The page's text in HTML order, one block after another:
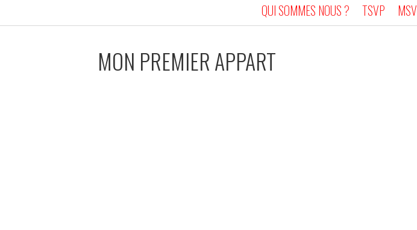
QUI SOMMES NOUS ? TSVP
MON PREMIER APPART